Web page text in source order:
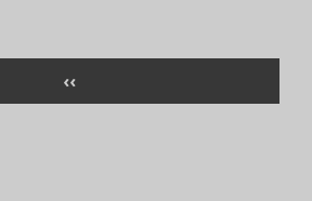
PÁGINA
ANTERIOR
‹‹